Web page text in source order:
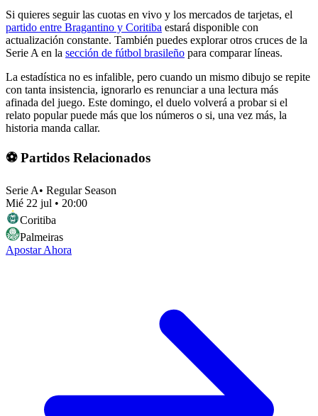
Si quieres seguir las cuotas en vivo y los mercados de tarjetas, el
partido entre Bragantino y Coritiba estará disponible con
actualización constante. También puedes explorar otros cruces de la
Serie A en la sección de fútbol brasileño para comparar líneas.
La estadística no es infalible, pero cuando un mismo dibujo se repite
con tanta insistencia, ignorarlo es renunciar a una lectura más
afinada del juego. Este domingo, el duelo volverá a probar si el
relato popular puede más que los números o si, una vez más, la
historia manda callar.
⚽ Partidos Relacionados
Serie A• Regular Season
Mié 22 jul • 20:00
Coritiba
Palmeiras
Apostar Ahora